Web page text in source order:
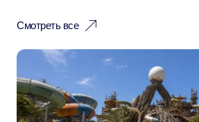
Смотреть все